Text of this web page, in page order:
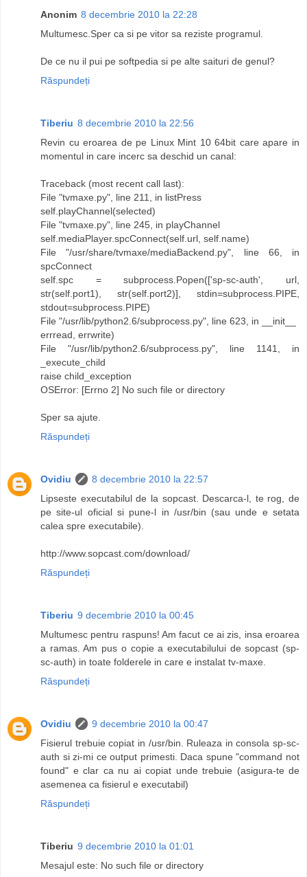
Anonim 8 decembrie 2010 la 22:28
Multumesc.Sper ca si pe vitor sa reziste programul.
De ce nu il pui pe softpedia si pe alte saituri de genul?
Răspundeți
Tiberiu 8 decembrie 2010 la 22:56
Revin cu eroarea de pe Linux Mint 10 64bit care apare in
momentul in care incerc sa deschid un canal:
Traceback (most recent call last):
File "tvmaxe.py", line 211, in listPress
self.playChannel(selected)
File "tvmaxe.py", line 245, in playChannel
self.mediaPlayer.spcConnect(self.url, self.name)
File "/usr/share/tvmaxe/mediaBackend.py", line 66, in
spcConnect
self.spc = subprocess.Popen(['sp-sc-auth', url,
str(self.port1), str(self.port2)], stdin=subprocess.PIPE,
stdout=subprocess.PIPE)
File "/usr/lib/python2.6/subprocess.py", line 623, in __init__
errread, errwrite)
File "/usr/lib/python2.6/subprocess.py", line 1141, in
_execute_child
raise child_exception
OSError: [Errno 2] No such file or directory
Sper sa ajute.
Răspundeți
Ovidiu
8 decembrie 2010 la 22:57
Lipseste executabilul de la sopcast. Descarca-l, te rog, de
pe site-ul oficial si pune-l in /usr/bin (sau unde e setata
calea spre executabile).
http://www.sopcast.com/download/
Răspundeți
Tiberiu 9 decembrie 2010 la 00:45
Multumesc pentru raspuns! Am facut ce ai zis, insa eroarea
a ramas. Am pus o copie a executabilului de sopcast (sp-
sc-auth) in toate folderele in care e instalat tv-maxe.
Răspundeți
Ovidiu
9 decembrie 2010 la 00:47
Fisierul trebuie copiat in /usr/bin. Ruleaza in consola sp-sc-
auth si zi-mi ce output primesti. Daca spune "command not
found" e clar ca nu ai copiat unde trebuie (asigura-te de
asemenea ca fisierul e executabil)
Răspundeți
Tiberiu 9 decembrie 2010 la 01:01
Mesajul este: No such file or directory